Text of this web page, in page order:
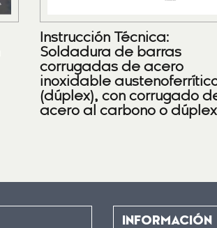
Instrucción Técnica:
Soldadura de barras
corrugadas de acero
inoxidable
(dúplex), con corrugado
acero al carbono o dúplex
INFORMACIÓN